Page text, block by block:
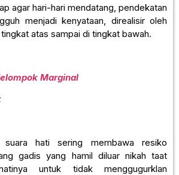
agar hari-hari mendatang, pendekatan
menjadi kenyataan, direalisir oleh
atas sampai di tingkat bawah.
Marginal
suara hati sering membawa resiko
gadis yang hamil diluar nikah taat
untuk tidak menggugurklan